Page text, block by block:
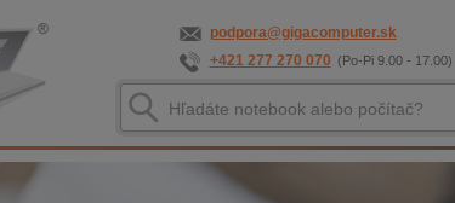
podpora@gigacomputer.sk
+421 277 270 070 (Po-Pi 9.00 - 17.00)